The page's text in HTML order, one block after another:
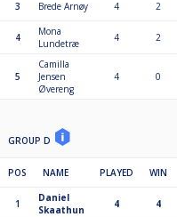
3 Brede Arnøy 4 2
4
Mona
Lundetræ
4 2
5
Camilla
Jensen
Øvereng
4 0
GROUP D
POS NAME PLAYED WIN
1
Daniel
Skaathun
4 4